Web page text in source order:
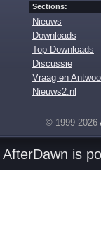
Sections:
Nieuws
Downloads
Top Downloads
Discussie
Vraag en
Nieuws2.nl
© 1999-2026
AfterDawn is